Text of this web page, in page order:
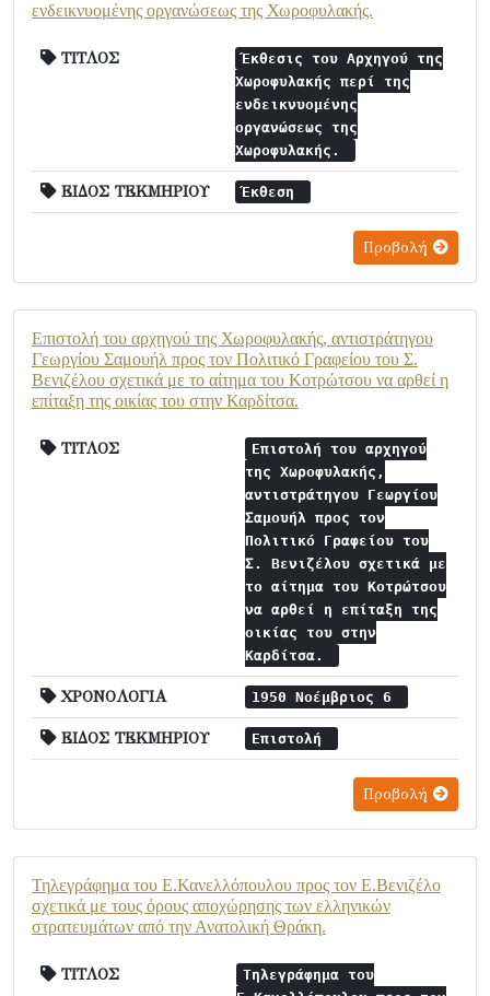
ενδεικνυομένης οργανώσεως της Χωροφυλακής.
ΤΙΤΛΟΣ
Έκθεσις του Αρχηγού της
Χωροφυλακής περί της
ενδεικνυομένης
οργανώσεως της
Χωροφυλακής.
ΕΙΔΟΣ ΤΕΚΜΗΡΙΟΥ Έκθεση
Προβολή
Επιστολή του αρχηγού της Χωροφυλακής, αντιστράτηγου
Γεωργίου Σαμουήλ προς τον Πολιτικό Γραφείου του Σ.
Βενιζέλου σχετικά με το αίτημα του Κοτρώτσου να αρθεί η
επίταξη της οικίας του στην Καρδίτσα.
ΤΙΤΛΟΣ
Επιστολή του αρχηγού
της Χωροφυλακής,
αντιστράτηγου Γεωργίου
Σαμουήλ προς τον
Πολιτικό Γραφείου του
Σ. Βενιζέλου σχετικά με
το αίτημα του Κοτρώτσου
να αρθεί η επίταξη της
οικίας του στην
Καρδίτσα.
ΧΡΟΝΟΛΟΓΙΑ 1950 Νοέμβριος 6
ΕΙΔΟΣ ΤΕΚΜΗΡΙΟΥ Επιστολή
Προβολή
Τηλεγράφημα του Ε.Κανελλόπουλου προς τον Ε.Βενιζέλο
σχετικά με τους όρους αποχώρησης των ελληνικών
στρατευμάτων από την Ανατολική Θράκη.
ΤΙΤΛΟΣ
Τηλεγράφημα του